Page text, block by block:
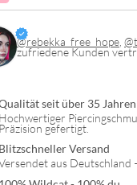
@rebekka_free_hope
zufriedene Kunden
seit über 35 Jahren
Hochwertiger
Präzision gefertigt.
Blitzschneller Versand
aus Deutschland